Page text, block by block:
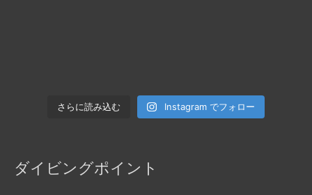
さらに読み込む Instagram でフォロー
ダイビングポイント